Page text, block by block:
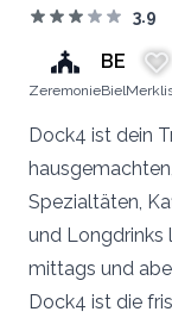
3.9
Zeremonie
BE
Biel
Dock4 ist dein
Spezialtäten,
und Longdrinks
mittags und
Dock4 ist die